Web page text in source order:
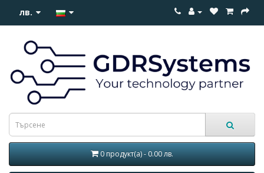
лв.
0 продукт(а) - 0.00 лв.